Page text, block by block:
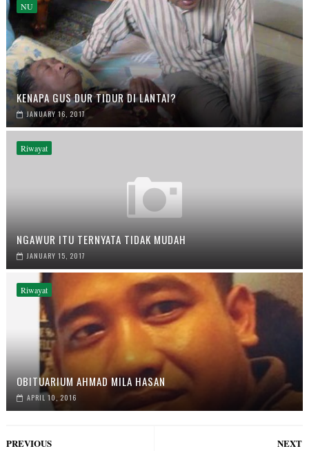
NU
KENAPA GUS DUR TIDUR DI LANTAI?
JANUARY 16, 2017
Riwayat
NGAWUR ITU TERNYATA TIDAK MUDAH
JANUARY 15, 2017
Riwayat
OBITUARIUM AHMAD MILA HASAN
APRIL 10, 2016
NEXT
PREVIOUS